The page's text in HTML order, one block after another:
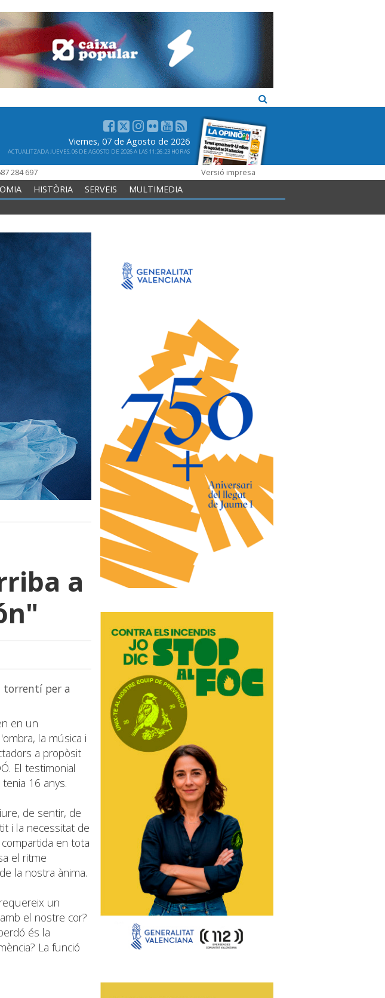
Viernes, 07 de Agosto de 2026
ACTUALITZADA JUEVES, 06 DE AGOSTO DE 2026 A LAS 11:26:23 HORAS
284 697 Versió impresa
HISTÒRIA SERVEIS MULTIMEDIA
a
torrentí per a
en un
la música i
a propòsit
El testimonial
16 anys.
de sentir, de
i la necessitat de
en tota
el ritme
la nostra ànima.
un
el nostre cor?
és la
La funció